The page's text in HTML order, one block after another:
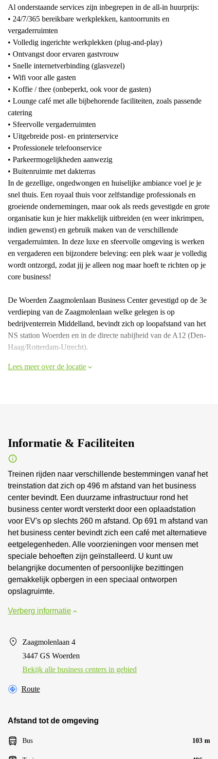
Al onderstaande services zijn inbegrepen in de all-in huurprijs:
• 24/7/365 bereikbare werkplekken, kantoorrunits en
vergaderruimten
• Volledig ingerichte werkplekken (plug-and-play)
• Ontvangst door ervaren gastvrouw
• Snelle internetverbinding (glasvezel)
• Wifi voor alle gasten
• Koffie / thee (onbeperkt, ook voor de gasten)
• Lounge café met alle bijbehorende faciliteiten, zoals passende
catering
• Sfeervolle vergaderruimten
• Uitgebreide post- en printerservice
• Professionele telefoonservice
• Parkeermogelijkheden aanwezig
• Buitenruimte met dakterras
In de gezellige, ongedwongen en huiselijke ambiance voel je je
snel thuis. Een royaal thuis voor zelfstandige professionals en
groeiende ondernemingen, maar ook als reeds gevestigde en grote
organisatie kun je hier makkelijk uitbreiden (en weer inkrimpen,
indien gewenst) en gebruik maken van de verschillende
vergaderruimten. In deze luxe en sfeervolle omgeving is werken
en vergaderen een bijzondere beleving: een plek waar je volledig
wordt ontzorgd, zodat jij je alleen nog maar hoeft te richten op je
core business!
De Woerden Zaagmolenlaan Business Center gevestigd op de 3e
verdieping van de Zaagmolenlaan welke gelegen is op
bedrijventerrein Middelland, bevindt zich op loopafstand van het
NS station Woerden en in de directe nabijheid van de A12 (Den-
Haag/Rotterdam-Utrecht).
Lees meer over de locatie
Informatie & Faciliteiten
Treinen rijden naar verschillende bestemmingen vanaf het
treinstation dat zich op 496 m afstand van het business
center bevindt. Een duurzame infrastructuur rond het
business center wordt versterkt door een oplaadstation
voor EV's op slechts 260 m afstand. Op 691 m afstand van
het business center bevindt zich een café met alternatieve
eetgelegenheden. Alle voorzieningen voor mensen met
speciale behoeften zijn geïnstalleerd. U kunt uw
belangrijke documenten of persoonlijke bezittingen
gemakkelijk opbergen in een speciaal ontworpen
opslagruimte.
Verberg informatie
Zaagmolenlaan 4
3447 GS Woerden
Bekijk alle business centers in gebied
Route
Afstand tot de omgeving
Bus 103 m